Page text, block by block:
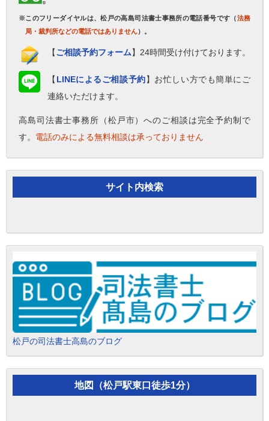
※このフリーダイヤルは、松戸の高島司法書士事務所の電話番号です（法務
局・裁判所などの電話ではありません）。
【ご相談予約フォーム】24時間受け付けております。
【 LINEによるご相談予約】お忙しい方でも簡単にご
連絡いただけます。
高島司法書士事務所（松戸市）へのご相談は完全予約制で
す。 電話のみによる無料相談は承っておりません
サイト内検索
松戸の司法書士高島のブログ
地図（松戸駅東口徒歩1分）